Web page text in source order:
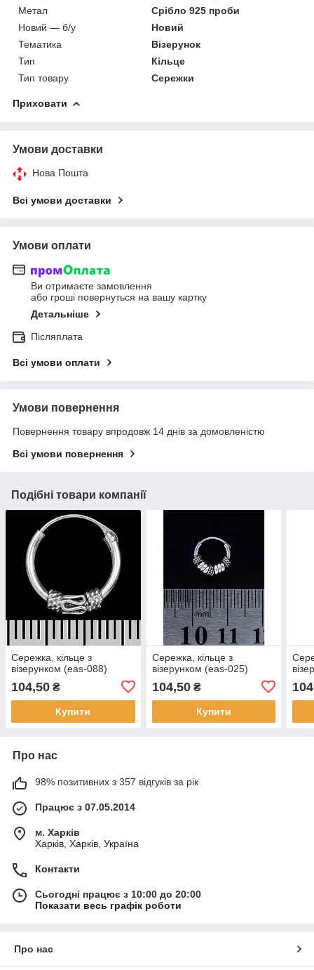
Метал
Срібло 925 проби
Новий — б/у
Новий
Тематика
Візерунок
Тип
Кільце
Тип товару
Сережки
Приховати
Умови доставки
Нова Пошта
Всі умови доставки
Умови оплати
Ви отримаєте замовлення
або гроші повернуться на вашу картку
Детальніше
Післяплата
Всі умови оплати
Умови повернення
Повернення товару впродовж 14 днів за домовленістю
Всі умови повернення
Подібні товари компанії
Сережка, кільце з
візерунком (eas-088)
104,50 ₴
Купити
Сережка, кільце з
візерунком (eas-025)
104,50₴
Купити
Про нас
98% позитивних з 357 відгуків за рік
Працює з 07.05.2014
м. Харків
Харків, Харків, Україна
Контакти
Сьогодні працює з 10:00 до 20:00
Показати весь графік роботи
Про нас